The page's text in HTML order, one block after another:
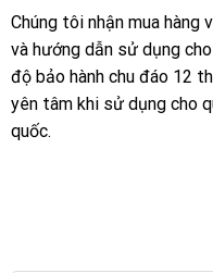
Chúng tôi nhận mua hàng
và hướng dẫn sử dụng
độ bảo hành chu đáo 12
yên tâm khi sử dụng cho
quốc.